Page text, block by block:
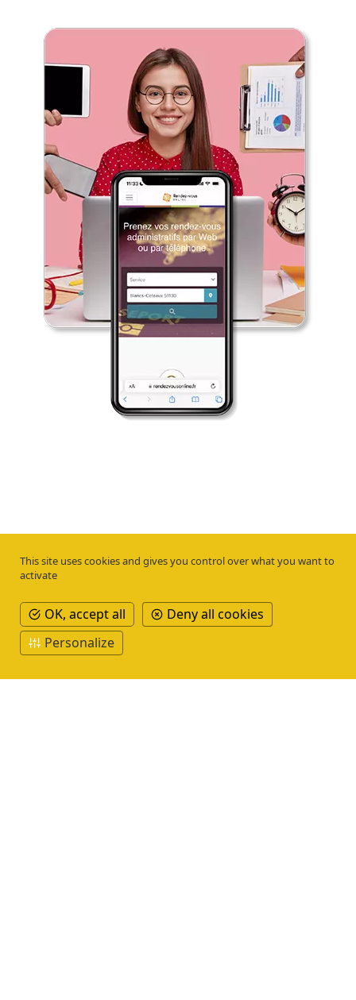
This site uses cookies and gives you control over what you want to
activate
OK, accept all
Deny all cookies
Personalize